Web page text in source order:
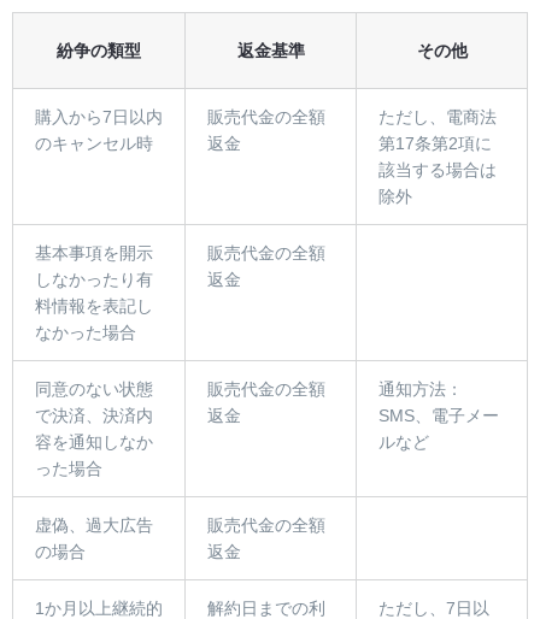
紛争の類型 返金基準 その他
購入から7日以内
のキャンセル時
販売代金の全額
返金
ただし、電商法
第17条第2項に
該当する場合は
除外
基本事項を開示
しなかったり有
料情報を表記し
なかった場合
販売代金の全額
返金
同意のない状態
で決済、決済内
容を通知しなか
った場合
販売代金の全額
返金
通知方法：
SMS、電子メー
ルなど
虚偽、過大広告
の場合
販売代金の全額
返金
1か月以上継続的
解約日までの利
ただし、7日以